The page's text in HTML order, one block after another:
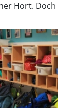
Hort.
sein. Der
macht
betreut
sogar
die auch
Uda